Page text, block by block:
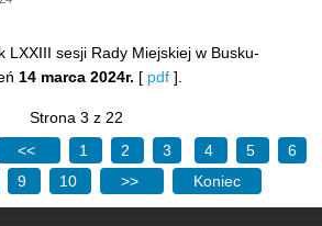
LXXIII sesji Rady Miejskiej w Busku-
14 marca 2024r. [ pdf ].
Strona 3 z 22
<< 1 2 3 4 5
6
9 10 >> Koniec